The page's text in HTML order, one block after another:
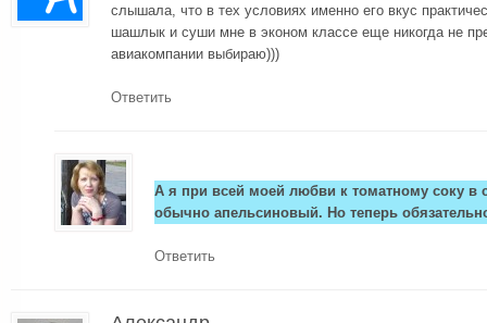
слышала, что в тех условиях именно его вкус
шашлык и суши мне в эконом классе еще никогда не
авиакомпании выбираю)))
Ответить
А я при всей моей любви к томатному соку в
обычно апельсиновый. Но теперь
Ответить